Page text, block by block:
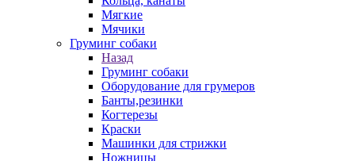
Мягкие
Мячики
Груминг собаки
Назад
Груминг собаки
Оборудование для грумеров
Банты,резинки
Когтерезы
Краски
Машинки для стрижки
Ножницы